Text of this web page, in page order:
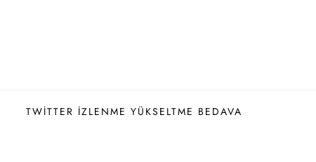
TWITTER İZLENME YÜKSELTME BEDAVA